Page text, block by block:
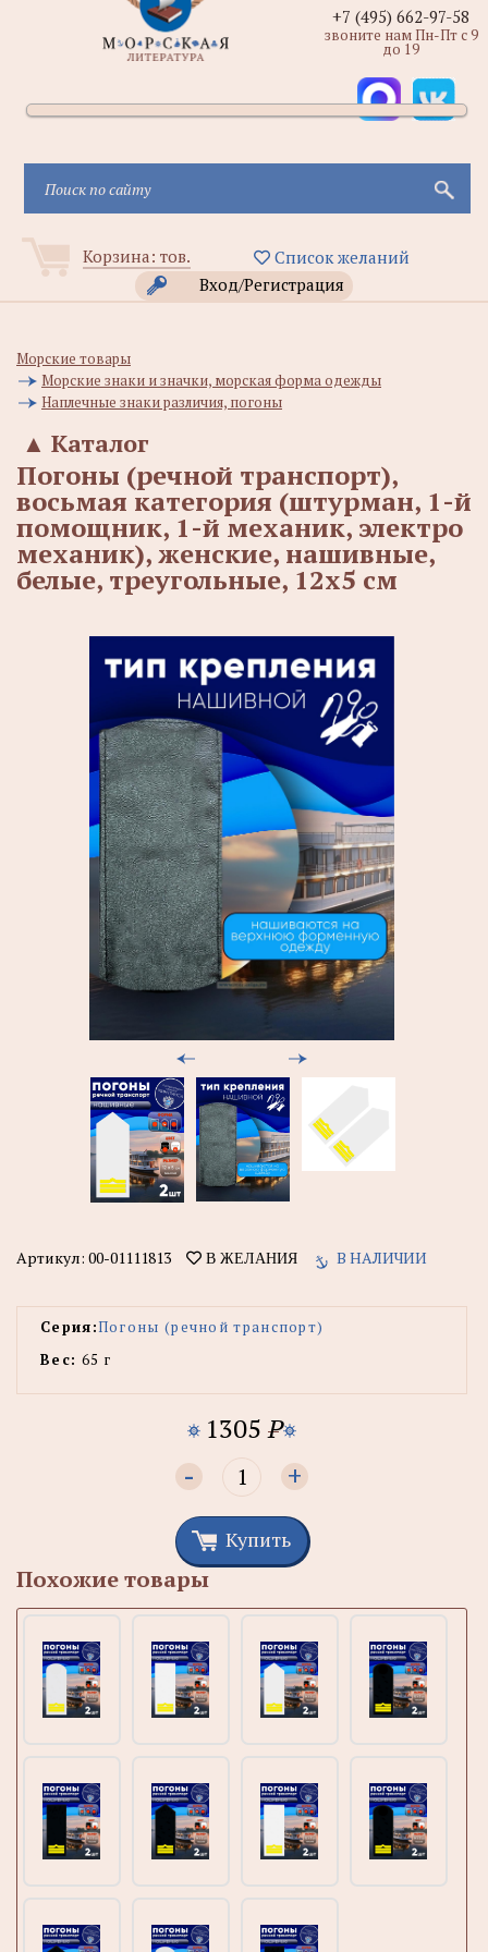
Корзина: тов.
Список желаний
Вход/Регистрация
+7 (495) 662-97-58
звоните нам Пн-Пт с 9
до 19
Морские товары
Морские знаки и значки, морская форма одежды
Наплечные знаки различия, погоны
Каталог
▲
Погоны (речной транспорт),
восьмая категория (штурман, 1-й
помощник, 1-й механик, электро
механик), женские, нашивные,
белые, треугольные, 12х5 см
Артикул: 00-01111813 В ЖЕЛАНИЯ В НАЛИЧИИ
Серия:Погоны (речной транспорт)
Вес: 65 г
1305 P
- +
Купить
Похожие товары